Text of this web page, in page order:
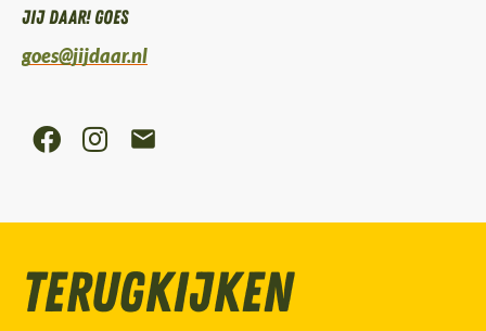
Jij daar! Goes
goes@jijdaar.nl
Terugkijken